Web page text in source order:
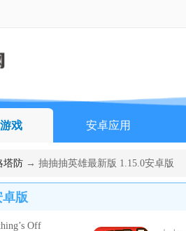
戏 安卓应用
塔防 → 抽抽抽英雄最新版 1.15.0安卓版
版
Off